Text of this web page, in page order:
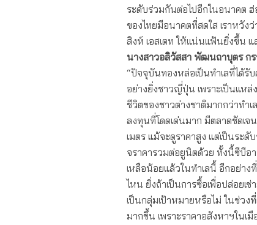
ระดับร่วมกันต่อไปอีกในอนาคต
ของไทยมีอนาคตที่สดใส เราหวั
สิงห์ เอสเตท ให้แน่นแฟ้นยิ่งขึ้น
นางสาวอลิวัสสา พัฒนถาบุตร กร
“ปัจจุบันทองหล่อเป็นทำเลที่ได้รั
อย่างยิ่งชาวญี่ปุ่น เพราะเป็นแห
ชีวิตของชาวต่างชาติมากกว่าทำ
ลงทุนที่โดดเด่นมาก มีตลาดชัดเ
เมตร แม้จะดูราคาสูง แต่เป็นระ
จราคารวมต่อยูนิตด้วย ทั้งนี้ซีบีอ
เหลือน้อยแล้วในทำเลนี้ อีกอย่า
ไหน ยิ่งถ้าเป็นการซื้อเพื่อปล่อยเ
เป็นกลุ่มเป้าหมายหรือไม่ ในช่วง
มากขึ้น เพราะราคาอสังหาฯในเ